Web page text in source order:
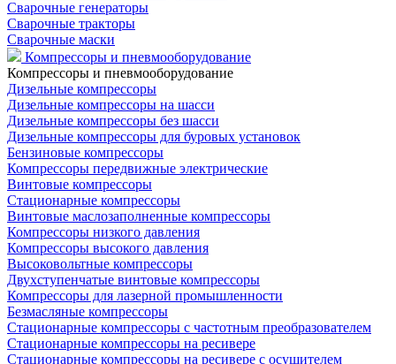
Сварочные генераторы
Сварочные тракторы
Сварочные маски
Компрессоры и пневмооборудование
Компрессоры и пневмооборудование
Дизельные компрессоры
Дизельные компрессоры на шасси
Дизельные компрессоры без шасси
Дизельные компрессоры для буровых установок
Бензиновые компрессоры
Компрессоры передвижные электрические
Винтовые компрессоры
Стационарные компрессоры
Винтовые маслозаполненные компрессоры
Компрессоры низкого давления
Компрессоры высокого давления
Высоковольтные компрессоры
Двухступенчатые винтовые компрессоры
Компрессоры для лазерной промышленности
Безмасляные компрессоры
Стационарные компрессоры с частотным преобразователем
Стационарные компрессоры на ресивере
Стационарные компрессоры на ресивере с осушителем